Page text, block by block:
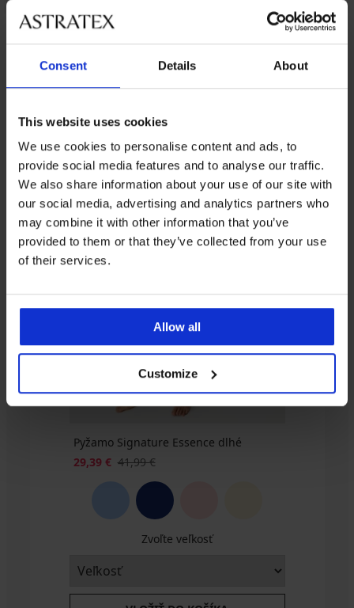
Consent Details About
This website uses cookies
We use cookies to personalise content and ads, to
provide social media features and to analyse our traffic.
We also share information about your use of our site with
our social media, advertising and analytics partners who
may combine it with other information that you’ve
provided to them or that they’ve collected from your use
of their services.
Allow all
Customize
Výpredaj -50%
Nočná
košieľka
Soraya
krátka
31,00
Satine
41,99
€
-50%
5
Modalová
košeľa
Cabo
krátka
45,99
Z rovnakej kolekcie
Pyžamo Signature Essence dlhé
29,39 € 41,99 €
Zvoľte veľkosť